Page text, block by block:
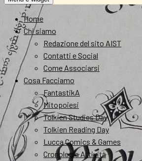
Home
Chi siamo
Redazione del sito AIST
Contatti e Social
Come Associarsi
Cosa Facciamo
FantastikA
Mitopoiesi
Tolkien Studies Day
Tolkien Reading Day
Lucca Comics & Games
Cronologia Attività